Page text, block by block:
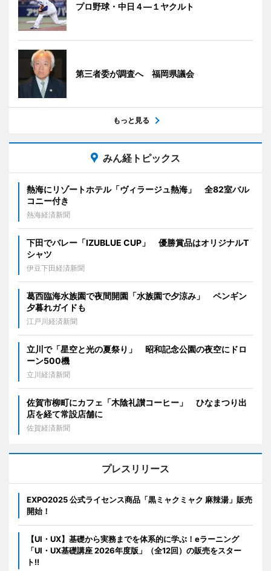
プロ野球・中日４―１ヤクルト
第三者委が調査へ 福岡県議会
もっと見る
みん経トピックス
熱海にリゾートホテル「ヴィラージュ熱海」 全82室バル
コニー付き
熱海経済新聞
下田でバレー「IZUBLUE CUP」 優勝賞品はオリジナルT
シャツ
伊豆下田経済新聞
葛西臨海水族園で夜間開園「水族園で夕涼み」 ペンギン
夕暮れガイドも
江戸川経済新聞
立川で「星空と光の夏祭り」 昭和記念公園の夜空にドロ
ーン500機
立川経済新聞
佐賀市柳町にカフェ「木陰礼讃コーヒー」 ひなまつり出
店を経て常設店舗に
佐賀経済新聞
プレスリリース
EXPO2025 公式ライセンス商品「黒ミャクミャク 麻辣湯」販売
開始！
【UI・UX】基礎から実務までを体系的に学ぶ！eラーニング
「UI・UX基礎講座 2026年度版」（全12回）の販売をスター
ト!!